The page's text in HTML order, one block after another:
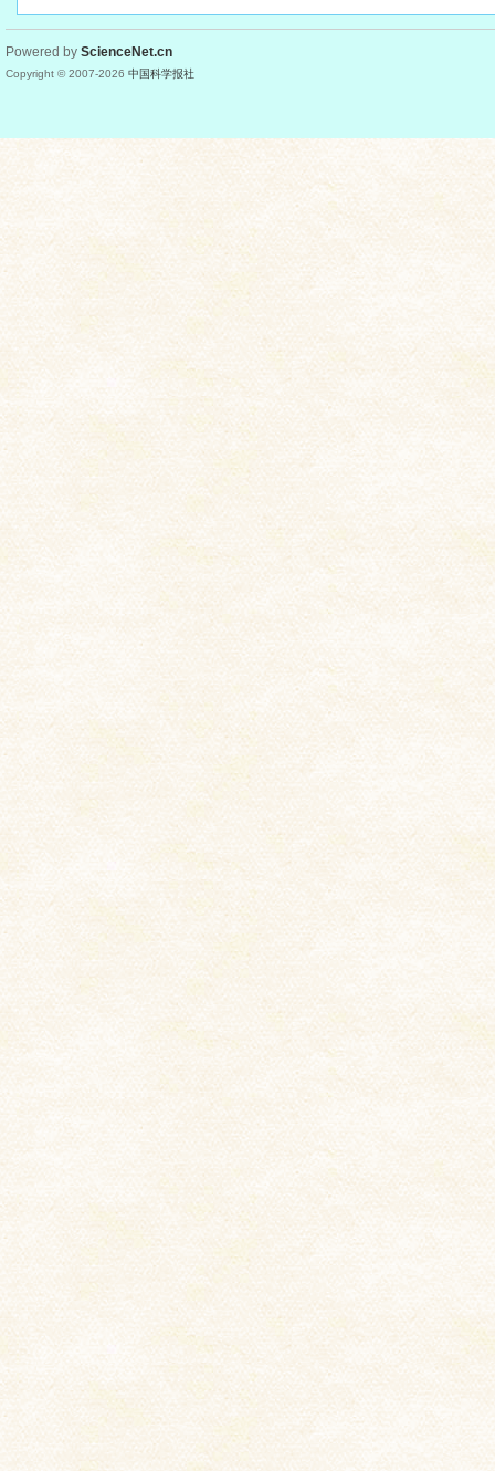
Powered by ScienceNet.cn
Copyright © 2007-2026 中国科学报社